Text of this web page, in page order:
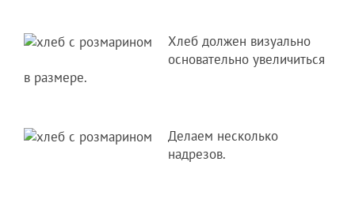
Хлеб должен визуально
основательно увеличиться
в размере.
Делаем несколько
надрезов.